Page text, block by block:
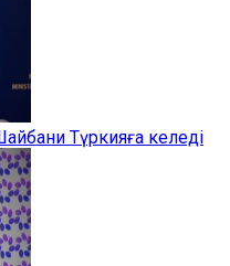
Түркияға келеді